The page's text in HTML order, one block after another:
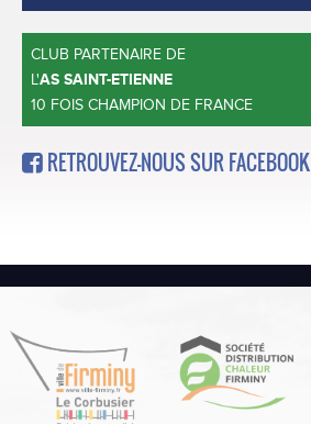
CLUB PARTENAIRE DE
L'AS SAINT-ETIENNE
10 FOIS CHAMPION DE FRANCE
RETROUVEZ-NOUS SUR FACEBOOK